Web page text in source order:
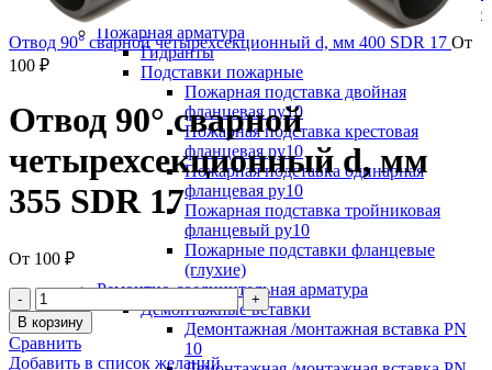
Краны шаровые редуцированные
Пожарная арматура
Гидранты
Подставки пожарные
Пожарная подставка двойная
фланцевая ру10
Пожарная подставка крестовая
фланцевая ру10
Пожарная подставка одинарная
фланцевая ру10
Пожарная подставка тройниковая
фланцевый ру10
Пожарные подставки фланцевые
(глухие)
Ремонтно-соединительная арматура
Демонтажные вставки
Демонтажная /монтажная вставка PN
10
Отвод 90° сварной четырехсекционный d, мм 400 SDR 17 От
100 ₽
Отвод 90° сварной
четырехсекционный d, мм
355 SDR 17
От 100 ₽
В корзину
Сравнить
Добавить в список желаний